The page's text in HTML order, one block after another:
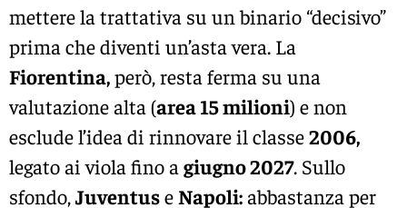
mettere la trattativa su un binario “decisivo”
prima che diventi un’asta vera. La
Fiorentina,però, resta ferma su una
valutazione alta (area 15 milioni) e non
esclude l’idea di rinnovare il classe2006,
legato ai viola fino a giugno 2027. Sullo
sfondo,Juventuse Napoli:abbastanza per